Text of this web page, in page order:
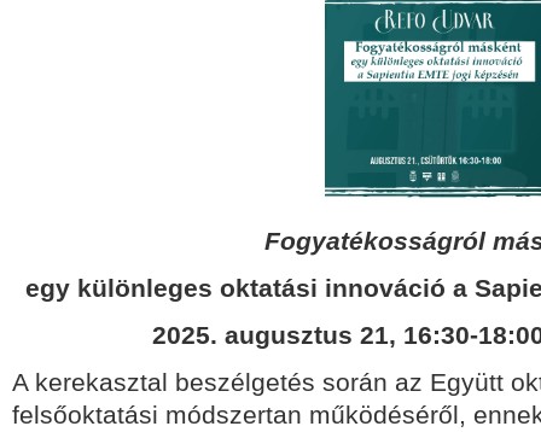
Fogyatékosságról
egy különleges oktatási innováció a
2025. augusztus 21, 16:30-
A kerekasztal beszélgetés során az Együtt
felsőoktatási módszertan működéséről,